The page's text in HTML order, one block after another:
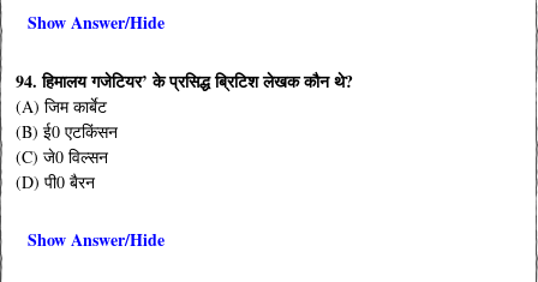
Show Answer/Hide
94. हिमालय गजेटियर’ के प्रसिद्ध ब्रिटिश लेखक कौन थे?
(A) जिम कार्बेट
(B) ई0 एटकिंसन
(C) जे0 विल्सन
(D) पी0 बैरन
Show Answer/Hide